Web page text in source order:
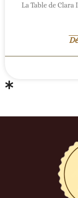
La Table de